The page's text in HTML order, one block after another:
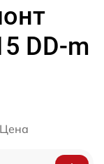
DD-m
Цена